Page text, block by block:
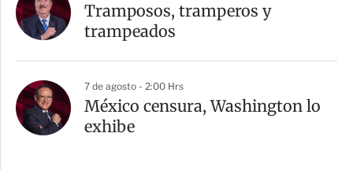
Tramposos, tramperos y
trampeados
7 de agosto - 2:00 Hrs
México censura, Washington lo
exhibe